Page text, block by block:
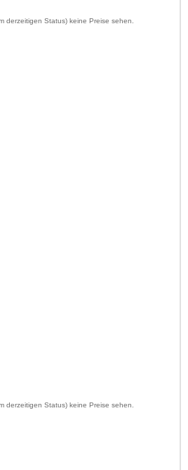
derzeitigen Status) keine Preise sehen.
derzeitigen Status) keine Preise sehen.